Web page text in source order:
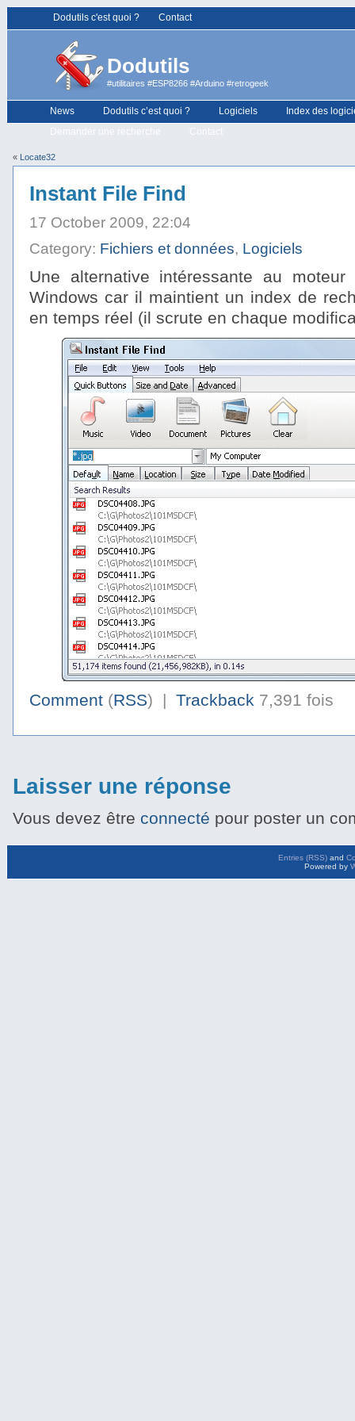
Dodutils c'est quoi ? Contact
Dodutils
#utilitaires #ESP8266 #Arduino #retrogeek
News Dodutils c’est quoi ? Logiciels
Index des
Demander une recherche
Contact
« Locate32
Instant File Find
17 October 2009, 22:04
Category: Fichiers et données, Logiciels
Une alternative intéressante au
Windows car il maintient un index de
en temps réel (il scrute en chaque
Comment (RSS) | Trackback 7,391 fois
Laisser une réponse
Vous devez être connecté pour poster un
Entries (RSS) and
Powered by